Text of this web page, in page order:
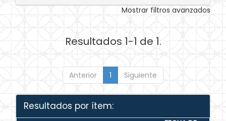
Mostrar filtros avanzados
Resultados 1-1 de 1.
Anterior 1 Siguiente
Resultados por ítem: